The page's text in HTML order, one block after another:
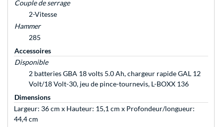
Couple de serrage
2-Vitesse
Hammer
285
Accessoires
Disponible
2 batteries GBA 18 volts 5.0 Ah, chargeur rapide GAL 12
Volt/18 Volt-30, jeu de pince-tournevis, L-BOXX 136
Dimensions
Largeur: 36 cm x Hauteur: 15,1 cm x Profondeur/longueur:
44,4 cm